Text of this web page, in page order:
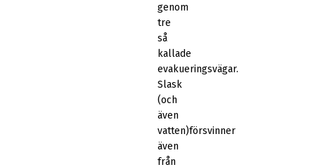
genom
tre
så
kallade
evakueringsvägar.
Slask
(och
även
vatten)försvinner
även
från